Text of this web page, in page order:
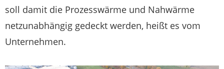
soll damit die Prozesswärme und Nahwärme
netzunabhängig gedeckt werden, heißt es vom
Unternehmen.